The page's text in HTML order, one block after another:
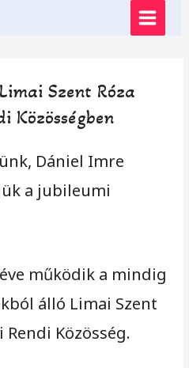
MAIN
Szent Róza
Közösségben
Dániel Imre
a jubileumi
működik a mindig
álló Limai Szent
Rendi Közösség.